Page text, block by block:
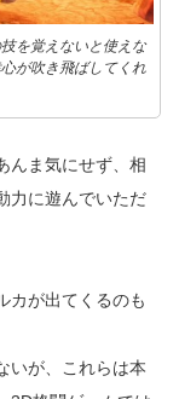
を覚えないと使えな
が吹き飛ばしてくれ
んま気にせず、相
力に遊んでいただ
カが出てくるのも
いが、これらは本